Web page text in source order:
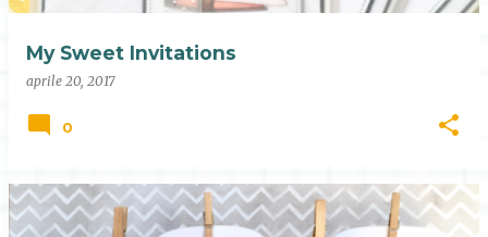
My Sweet Invitations
aprile 20, 2017
0